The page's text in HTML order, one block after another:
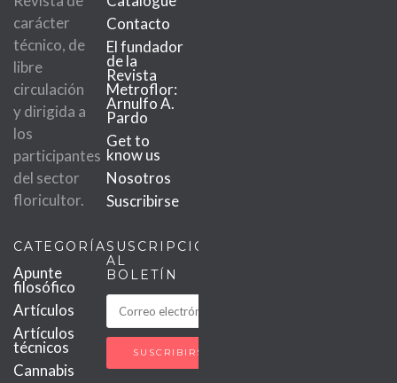
carácter
técnico, de
libre
circulación
y dirigida a
los
participantes
del sector
floricultor.
Contacto
El fundador
de la
Revista
Metroflor:
Arnulfo A.
Pardo
Get to
know us
Nosotros
Suscribirse
CATEGORÍAS
Apunte
filosófico
Artículos
Artículos
técnicos
Cannabis
SUSCRIPCIÓN
AL
BOLETÍN